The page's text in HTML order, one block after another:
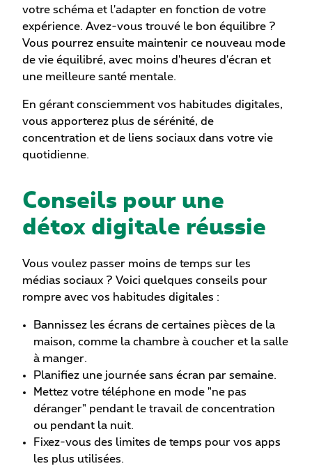
votre schéma et l'adapter en fonction de votre
expérience. Avez-vous trouvé le bon équilibre ?
Vous pourrez ensuite maintenir ce nouveau mode
de vie équilibré, avec moins d'heures d'écran et
une meilleure santé mentale.
En gérant consciemment vos habitudes digitales,
vous apporterez plus de sérénité, de
concentration et de liens sociaux dans votre vie
quotidienne.
Conseils pour une
détox digitale réussie
Vous voulez passer moins de temps sur les
médias sociaux ? Voici quelques conseils pour
rompre avec vos habitudes digitales :
Bannissez les écrans de certaines pièces de la
maison, comme la chambre à coucher et la salle
à manger.
Planifiez une journée sans écran par semaine.
Mettez votre téléphone en mode "ne pas
déranger" pendant le travail de concentration
ou pendant la nuit.
Fixez-vous des limites de temps pour vos apps
les plus utilisées.